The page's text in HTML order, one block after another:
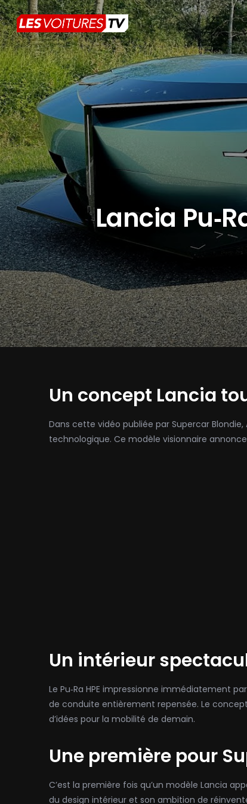
Lancia
Un concept Lancia
Dans cette vidéo publiée par Supercar
technologique. Ce modèle visionnaire
Un intérieur
Le Pu‑Ra HPE impressionne immédiatement
de conduite entièrement repensée. Le
d’idées pour la mobilité de demain.
Une première pour
C’est la première fois qu’un modèle Lancia
du design intérieur et son ambition de